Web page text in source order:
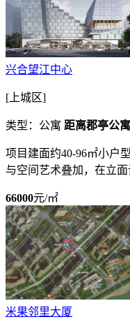
兴合望江中心
[上城区]
类型：公寓 距离郡亭公
项目建面约40-96㎡小户
与空间艺术叠加，在立
66000元/㎡
米果邻里大厦